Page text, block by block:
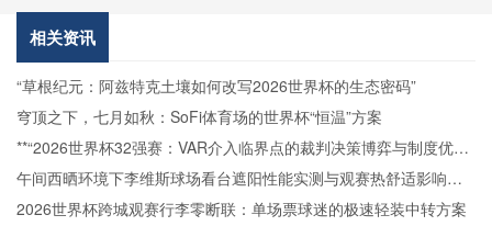
国VS伊拉
克在线直播
相关资讯
“草根纪元：阿兹特克土壤如何改写2026世界杯的生态密码”
穹顶之下，七月如秋：SoFi体育场的世界杯“恒温”方案
**“2026世界杯32强赛：VAR介入临界点的裁判决策博弈与制度优化
路径”**
午间西晒环境下李维斯球场看台遮阳性能实测与观赛热舒适影响分
析
2026世界杯跨城观赛行李零断联：单场票球迷的极速轻装中转方案